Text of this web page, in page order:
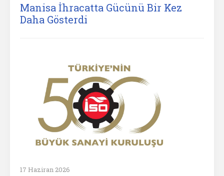
Manisa İhracatta Gücünü Bir Kez
Daha Gösterdi
17 Haziran 2026